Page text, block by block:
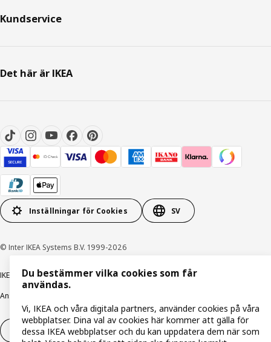
Kundservice
Det här är IKEA
Inställningar för Cookies SV
© Inter IKEA Systems B.V. 1999-2026
IKEA Family integritetspolicyIntegritetspolicyCookiepolicy
Ansvarsfullt avslöjandepolicy
Utöva ångerrätt Utöva ångerrätten för tjänster
Du bestämmer vilka cookies som får
användas.
Vi, IKEA och våra digitala partners, använder cookies på våra
webbplatser. Dina val av cookies här kommer att gälla för
dessa IKEA webbplatser och du kan uppdatera dem när som